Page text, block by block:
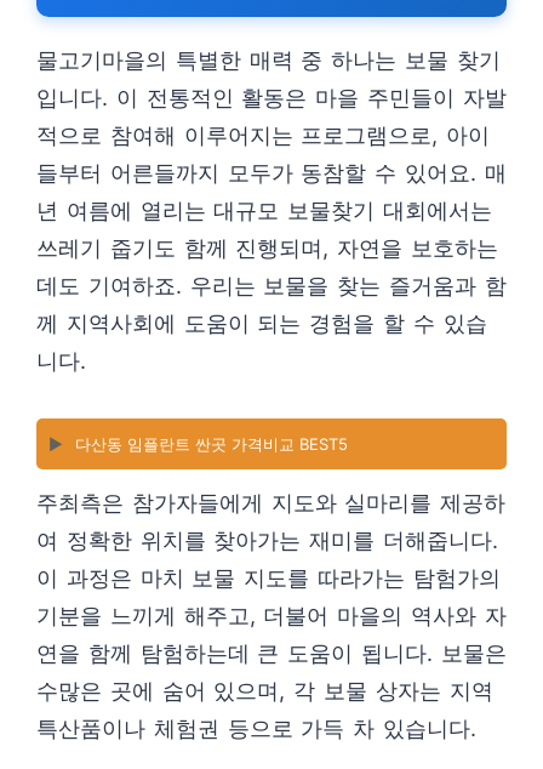
물고기마을의 특별한 매력 중 하나는 보물 찾기
입니다. 이 전통적인 활동은 마을 주민들이 자발
적으로 참여해 이루어지는 프로그램으로, 아이
들부터 어른들까지 모두가 동참할 수 있어요. 매
년 여름에 열리는 대규모 보물찾기 대회에서는
쓰레기 줍기도 함께 진행되며, 자연을 보호하는
데도 기여하죠. 우리는 보물을 찾는 즐거움과 함
께 지역사회에 도움이 되는 경험을 할 수 있습
니다.
▶️ 다산동 임플란트 싼곳 가격비교 BEST5
주최측은 참가자들에게 지도와 실마리를 제공하
여 정확한 위치를 찾아가는 재미를 더해줍니다.
이 과정은 마치 보물 지도를 따라가는 탐험가의
기분을 느끼게 해주고, 더불어 마을의 역사와 자
연을 함께 탐험하는데 큰 도움이 됩니다. 보물은
수많은 곳에 숨어 있으며, 각 보물 상자는 지역
특산품이나 체험권 등으로 가득 차 있습니다.